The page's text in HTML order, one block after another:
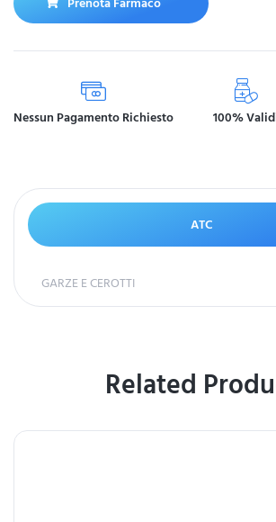
Nessun Pagamento Richiesto 100%
ATC
GARZE E CEROTTI
Related